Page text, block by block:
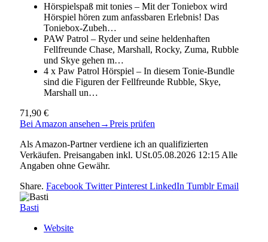
Hörspielspaß mit tonies – Mit der Toniebox wird
Hörspiel hören zum anfassbaren Erlebnis! Das
Toniebox-Zubeh…
PAW Patrol – Ryder und seine heldenhaften
Fellfreunde Chase, Marshall, Rocky, Zuma, Rubble
und Skye gehen m…
4 x Paw Patrol Hörspiel – In diesem Tonie-Bundle
sind die Figuren der Fellfreunde Rubble, Skye,
Marshall un…
71,90 €
Bei Amazon ansehen →Preis prüfen
Als Amazon-Partner verdiene ich an qualifizierten
Verkäufen. Preisangaben inkl. USt.05.08.2026 12:15 Alle
Angaben ohne Gewähr.
Share. Facebook Twitter Pinterest LinkedIn Tumblr Email
Basti
Website